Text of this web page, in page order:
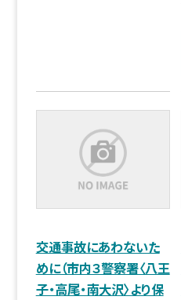
交通事故にあわないた
めに（市内３警察署〈八王
子・高尾・南大沢〉より保